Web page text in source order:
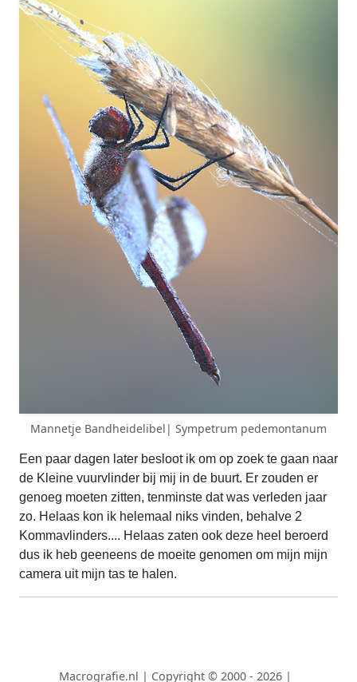
Mannetje Bandheidelibel| Sympetrum pedemontanum
Een paar dagen later besloot ik om op zoek te gaan naar
de Kleine vuurvlinder bij mij in de buurt. Er zouden er
genoeg moeten zitten, tenminste dat was verleden jaar
zo. Helaas kon ik helemaal niks vinden, behalve 2
Kommavlinders.... Helaas zaten ook deze heel beroerd
dus ik heb geeneens de moeite genomen om mijn mijn
camera uit mijn tas te halen.
Macrografie.nl | Copyright © 2000 - 2026 |